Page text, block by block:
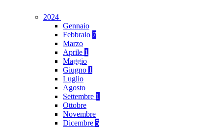
2024
Gennaio
Febbraio 7
Marzo
Aprile 1
Maggio
Giugno 1
Luglio
Agosto
Settembre 1
Ottobre
Novembre
Dicembre 5